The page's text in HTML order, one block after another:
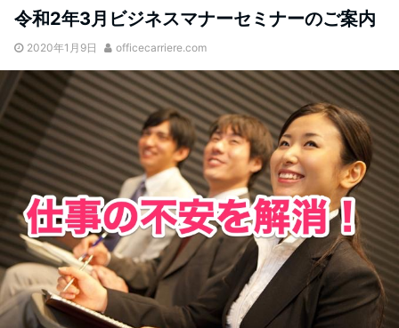
令和2年3月ビジネスマナーセミナーのご案内
2020年1月9日 officecarriere.com